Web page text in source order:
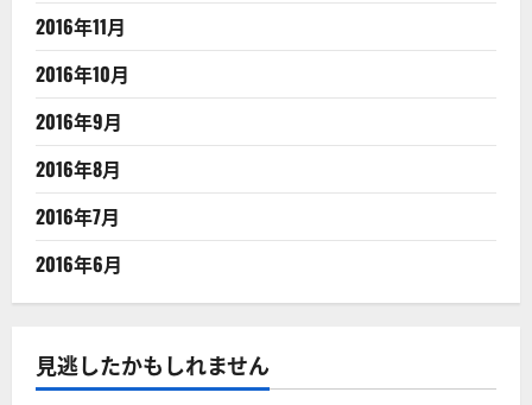
2016年11月
2016年10月
2016年9月
2016年8月
2016年7月
2016年6月
見逃したかもしれません